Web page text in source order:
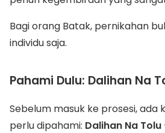
Bagi orang Batak, pernikahan
individu saja.
Pahami Dulu: Dalihan Na
Sebelum masuk ke prosesi, ada
perlu dipahami: Dalihan Na Tolu